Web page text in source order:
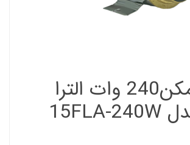
پمپ آبگرمکن240 وات الترا